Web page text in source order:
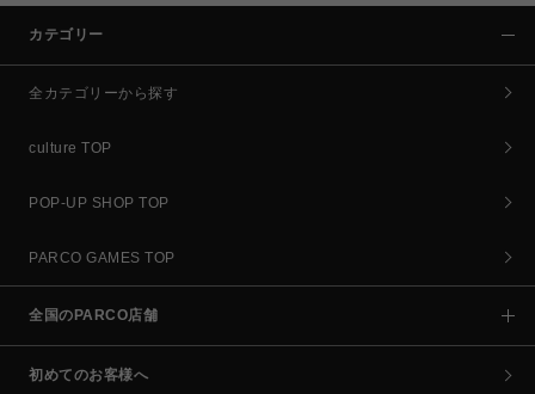
カテゴリー
全カテゴリーから探す
culture TOP
POP-UP SHOP TOP
PARCO GAMES TOP
全国のPARCO店舗
初めてのお客様へ